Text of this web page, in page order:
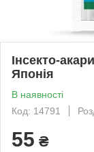
Інсекто-
Японія
В наявності
Код: 14791
55 ₴